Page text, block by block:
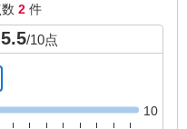
2 件
5.5/10点
10